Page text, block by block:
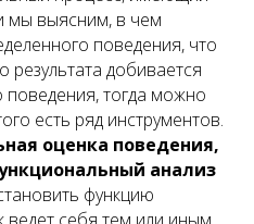
мы выясним, в чем
поведения, что
результата добивается
тогда можно
есть ряд инструментов.
оценка поведения,
анализ
функцию